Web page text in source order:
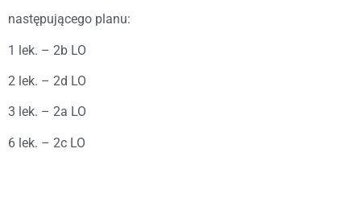
następującego planu:
1 lek. – 2b LO
2 lek. – 2d LO
3 lek. – 2a LO
6 lek. – 2c LO